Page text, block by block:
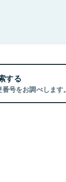
する
号をお調べします。